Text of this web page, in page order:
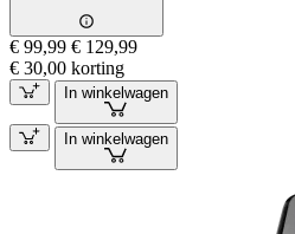
€ 99,99 € 129,99
€ 30,00 korting
In winkelwagen
In winkelwagen